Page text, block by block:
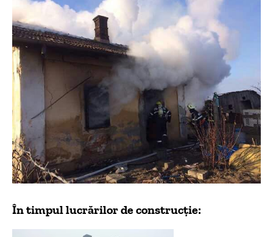
În timpul lucrărilor de construcție: